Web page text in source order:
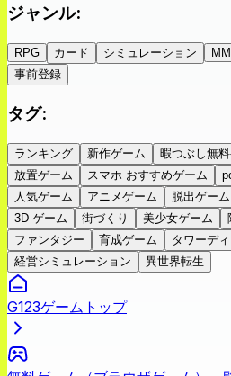
ジャンル:
RPG カード シミュレーション
事前登録
タグ:
ランキング 新作ゲーム 暇つぶし無
放置ゲーム
スマホ おすすめゲーム
人気ゲーム
アニメゲーム 脱出ゲーム
3D ゲーム
街づくり 美少女ゲーム
ファンタジー
育成ゲーム
タワーデ
経営シミュレーション
異世界転生
G123ゲームトップ